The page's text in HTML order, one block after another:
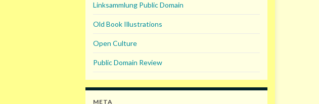
Linksammlung Public Domain
Old Book Illustrations
Open Culture
Public Domain Review
META